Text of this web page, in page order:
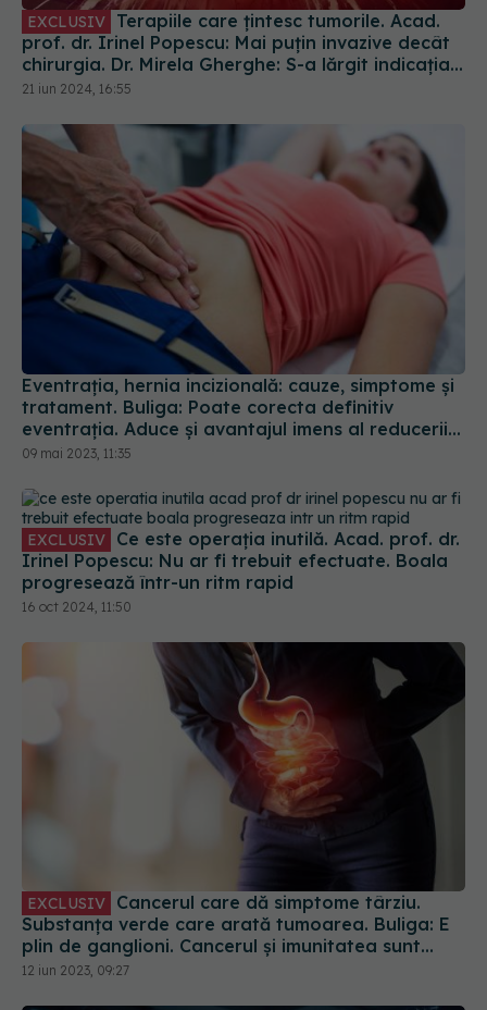
EXCLUSIV
prof. dr. Irinel Popescu: Mai puțin invazive decât
chirurgia. Dr. Mirela Gherghe: S-a lărgit indicația
și pentru alte tipuri de tumori
21 iun 2024, 16:55
Eventrația, hernia incizională: cauze, simptome și
tratament. Buliga: Poate corecta definitiv
eventrația. Aduce și avantajul imens al reducerii
durerilor
09 mai 2023, 11:35
EXCLUSIV
Irinel Popescu: Nu ar fi trebuit efectuate. Boala
progresează într-un ritm rapid
16 oct 2024, 11:50
EXCLUSIV
Substanța verde care arată tumoarea. Buliga: E
plin de ganglioni. Cancerul și imunitatea sunt
două lucruri direct legate
12 iun 2023, 09:27